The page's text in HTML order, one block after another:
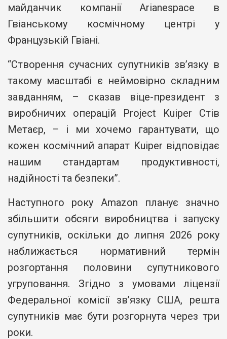
майданчик компанії Arianespace в
Гвіанському космічному центрі у
Французькій Гвіані.
“Створення сучасних супутників зв’язку в
такому масштабі є неймовірно складним
завданням, – сказав віце-президент з
виробничих операцій Project Kuiper Стів
Метаєр, – і ми хочемо гарантувати, що
кожен космічний апарат Kuiper відповідає
нашим стандартам продуктивності,
надійності та безпеки”.
Наступного року Amazon планує значно
збільшити обсяги виробництва і запуску
супутників, оскільки до липня 2026 року
наближається нормативний термін
розгортання половини супутникового
угруповання. Згідно з умовами ліцензії
Федеральної комісії зв’язку США, решта
супутників має бути розгорнута через три
роки.